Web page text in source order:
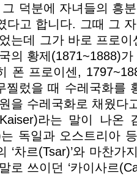
덕분에 자녀들의 흥
다고 합니다. 그때 그
는데 그가 바로 프로
의 황제(1871~1888)
폰 프로이센,
찔렀을 때 수레국화를
을 수레국화로 채웠다
라는 말이 나온
독일과 오스트리아
‘차르(Tsar)’와 마찬
로 쓰이던 ‘카이사르